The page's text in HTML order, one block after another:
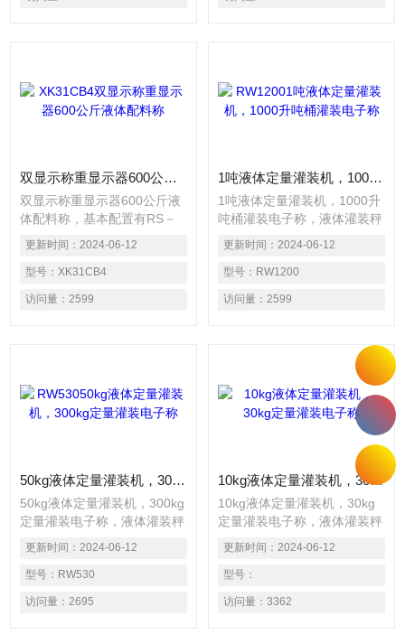
块。双显示器同时显示瞬时重
出模块。双显示器同时显示瞬
双显示称重显示器600公斤液体配料称
双显示称重显示器600公斤液
体配料称，基本配置有RS－
232通讯口，打印口，继电器
输入输出模块，另外可配RS
－422或RS－485通讯模块及
4～20mA或0～10V模拟量输
出模块。双显示器同时显示瞬
更新时间： 2024-06-12
型号： XK31CB4
访问量： 2599
1吨液体定量灌装机，1000升吨桶灌装电子称
1吨液体定量灌装机，1000升
吨桶灌装电子称，液体灌装秤
是以重量方式精确地将大量的
散装液体物料分装到各种容
器、铁桶或塑料桶中，用於
50L～300L桶自动定量灌装，
广泛应用于化工、粮食、农药
适用在涂料、油漆、油墨、胶
粘剂、固化剂、树脂、染料、
清洗剂、机油、甘油、润滑
油、食用油、香精、溶剂、助
剂、食品添加剂、农药及其他
危险性化学产品等产品中。
更新时间： 2024-06-12
型号： RW1200
访问量： 2599
50kg液体定量灌装机，300kg定量灌装电子称
50kg液体定量灌装机，300kg
定量灌装电子称，液体灌装秤
是以重量方式精确地将大量的
散装液体物料分装到各种容
器、铁桶或塑料桶中，用於
50L～300L桶自动定量灌装，
广泛应用于化工、粮食、农药
更新时间： 2024-06-12
型号： RW530
访问量： 2695
10kg液体定量灌装机，30kg定量灌装电子称
10kg液体定量灌装机，30kg
定量灌装电子称，液体灌装秤
是以重量方式精确地将大量的
散装液体物料分装到各种容
器、铁桶或塑料桶中，用於1L
～30L桶自动定量灌装，广泛
应用于化工、粮食、农药等与
更新时间： 2024-06-12
型号：
访问量： 3362